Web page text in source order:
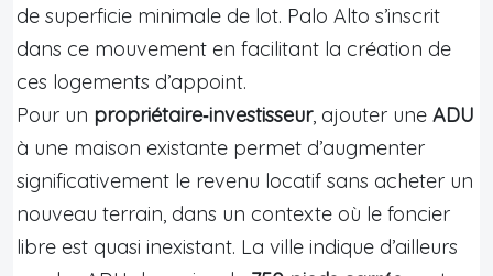
de superficie minimale de lot. Palo Alto s’inscrit
dans ce mouvement en facilitant la création de
ces logements d’appoint.
Pour un propriétaire‑investisseur, ajouter une ADU
à une maison existante permet d’augmenter
significativement le revenu locatif sans acheter un
nouveau terrain, dans un contexte où le foncier
libre est quasi inexistant. La ville indique d’ailleurs